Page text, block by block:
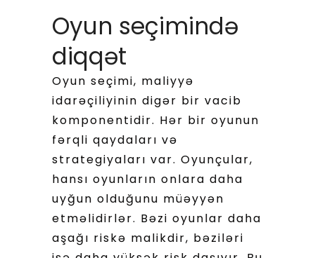
Oyun seçimində
diqqət
Oyun seçimi, maliyyə
idarəçiliyinin digər bir vacib
komponentidir. Hər bir oyunun
fərqli qaydaları və
strategiyaları var. Oyunçular,
hansı oyunların onlara daha
uyğun olduğunu müəyyən
etməlidirlər. Bəzi oyunlar daha
aşağı riskə malikdir, bəziləri